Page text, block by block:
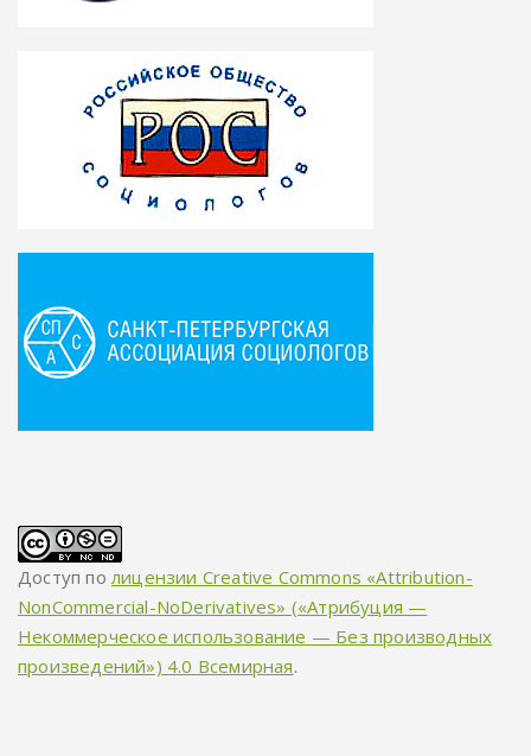
Доступ по лицензии Creative Commons «Attribution-
NonCommercial-NoDerivatives» («Атрибуция —
Некоммерческое использование — Без производных
произведений») 4.0 Всемирная.